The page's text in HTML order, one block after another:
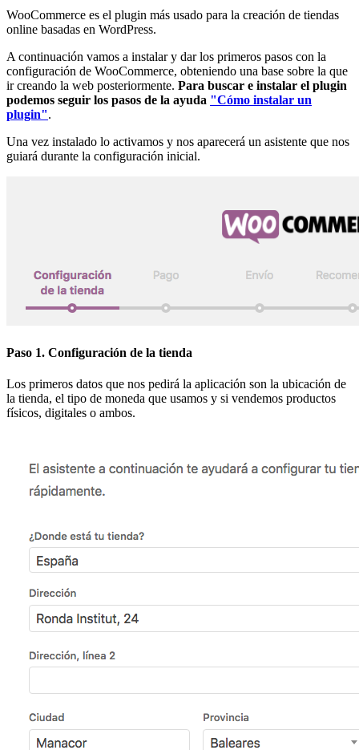
WooCommerce es el plugin más usado para la creación de tiendas
online basadas en WordPress.
A continuación vamos a instalar y dar los primeros pasos con la
configuración de WooCommerce, obteniendo una base sobre la que
ir creando la web posteriormente. Para buscar e instalar el plugin
podemos seguir los pasos de la ayuda "Cómo instalar un
plugin".
Una vez instalado lo activamos y nos aparecerá un asistente que nos
guiará durante la configuración inicial.
Paso 1. Configuración de la tienda
Los primeros datos que nos pedirá la aplicación son la ubicación de
la tienda, el tipo de moneda que usamos y si vendemos productos
físicos, digitales o ambos.